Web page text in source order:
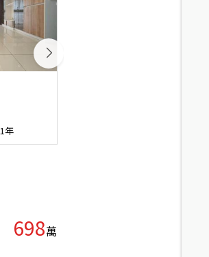
年
698萬